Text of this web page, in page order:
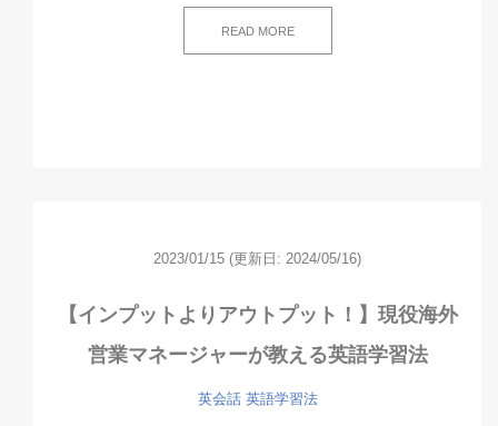
READ MORE
2023/01/15 (更新日: 2024/05/16)
【インプットよりアウトプット！】現役海外
営業マネージャーが教える英語学習法
英会話 英語学習法